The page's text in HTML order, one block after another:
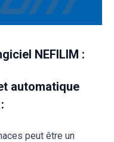
NEFILIM :
automatique
peut être un